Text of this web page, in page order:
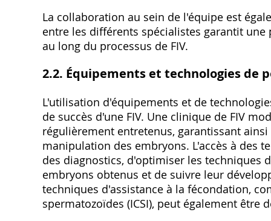
La collaboration au sein de l'équipe est
entre les différents spécialistes garantit
au long du processus de FIV.
2.2. Équipements et technologies de
L'utilisation d'équipements et de
de succès d'une FIV. Une clinique de FIV
régulièrement entretenus‚ garantissant
manipulation des embryons. L'accès à des
des diagnostics‚ d'optimiser les techniques
embryons obtenus et de suivre leur
techniques d'assistance à la fécondation‚
spermatozoïdes (ICSI)‚ peut également